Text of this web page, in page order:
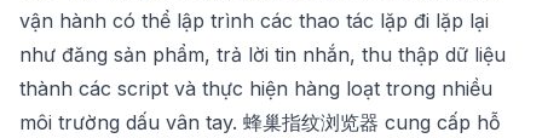
vận hành có thể lập trình các thao tác lặp đi lặp lại
như đăng sản phẩm, trả lời tin nhắn, thu thập dữ liệu
thành các script và thực hiện hàng loạt trong nhiều
môi trường dấu vân tay. 蜂巢指纹浏览器 cung cấp hỗ